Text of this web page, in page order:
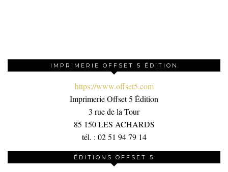
IMPRIMERIE OFFSET 5 ÉDITION
https://www.offset5.com
Imprimerie Offset 5 Édition
3 rue de la Tour
85 150 LES ACHARDS
tél. : 02 51 94 79 14
ÉDITIONS OFFSET 5